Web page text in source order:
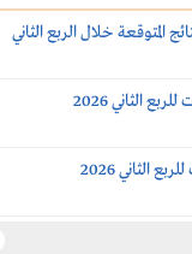
المتوقعة خلال الربع الثاني
الثاني 2026
الثاني 2026